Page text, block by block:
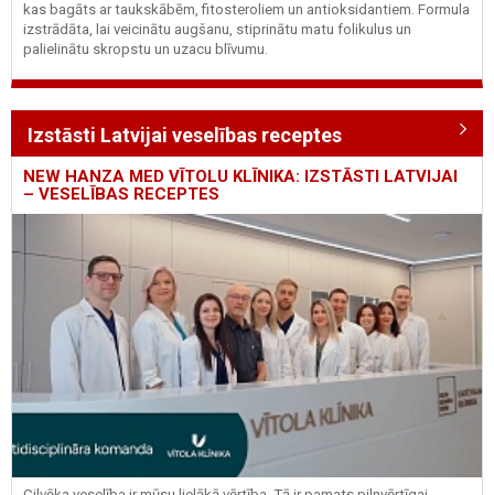
kas bagāts ar taukskābēm, fitosteroliem un antioksidantiem. Formula
izstrādāta, lai veicinātu augšanu, stiprinātu matu folikulus un
palielinātu skropstu un uzacu blīvumu.
Izstāsti Latvijai veselības receptes
NEW HANZA MED VĪTOLU KLĪNIKA: IZSTĀSTI LATVIJAI
– VESELĪBAS RECEPTES